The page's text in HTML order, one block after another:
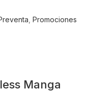
Promociones
Manga